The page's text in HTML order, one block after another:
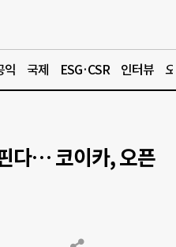
익 국제 ESG·CSR 인터뷰
다… 코이카, 오픈